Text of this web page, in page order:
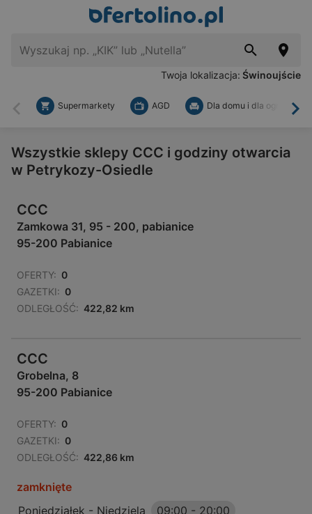
Twoja lokalizacja: Świnoujście
Wstecz
Supermarkety AGD Dla domu i dla ogrodu
Wszystkie sklepy CCC i godziny otwarcia
w Petrykozy-Osiedle
CCC
Zamkowa 31, 95 - 200, pabianice
95-200 Pabianice
OFERTY: 0
GAZETKI: 0
ODLEGŁOŚĆ: 422,82 km
CCC
Grobelna, 8
95-200 Pabianice
OFERTY: 0
GAZETKI: 0
ODLEGŁOŚĆ: 422,86 km
zamknięte
Poniedziałek - Niedziela
09:00 - 20:00